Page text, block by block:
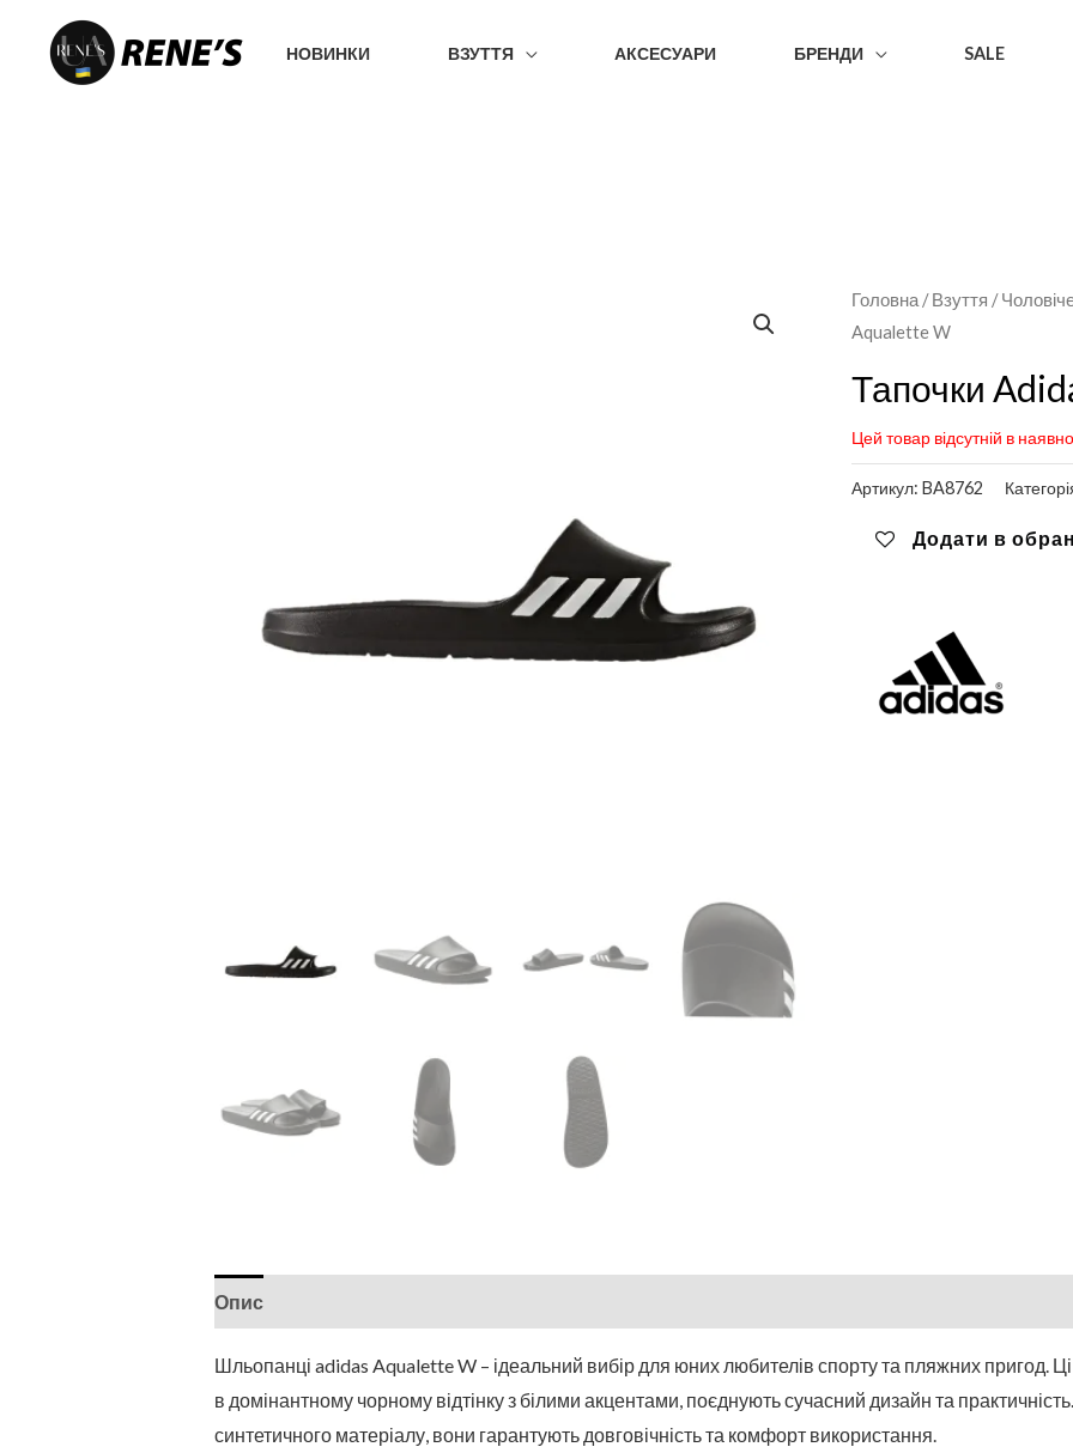
Перейти
НОВИНКИ ВЗУТТЯ АКСЕСУАРИ БРЕНДИ SALE
Головна /Взуття /
Aqualette W
Тапочки
Цей товар відсутній в
Артикул:BA8762
Додати в
Опис
Шльопанці adidas Aqualette W – ідеальний вибір для юних любителів спорту та пляжних пригод. Ці
в домінантному чорному відтінку з білими акцентами, поєднують сучасний дизайн та
синтетичного матеріалу, вони гарантують довговічність та комфорт використання.